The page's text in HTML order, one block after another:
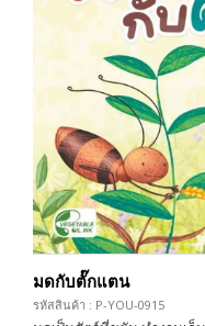
มดกับตั๊กแตน
รหัสสินค้า : P-YOU-0915